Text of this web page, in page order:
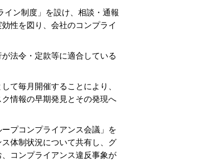
イン制度」を設け、相談・通報
性を図り、会社のコンプライ
法令・定款等に適合している
て毎月開催することにより、
情報の早期発見とその発現へ
プコンプライアンス会議」を
体制状況について共有し、グ
コンプライアンス違反事象が